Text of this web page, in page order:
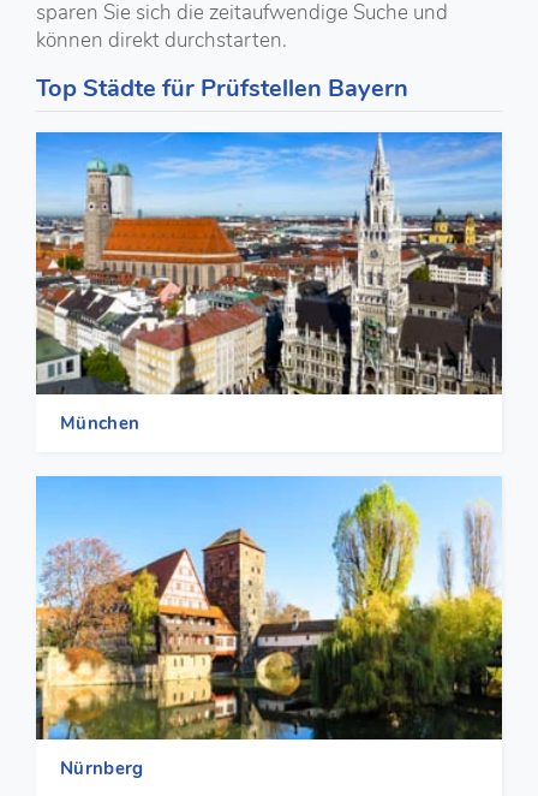
sparen Sie sich die zeitaufwendige Suche und
können direkt durchstarten.
Top Städte für Prüfstellen Bayern
München
Nürnberg